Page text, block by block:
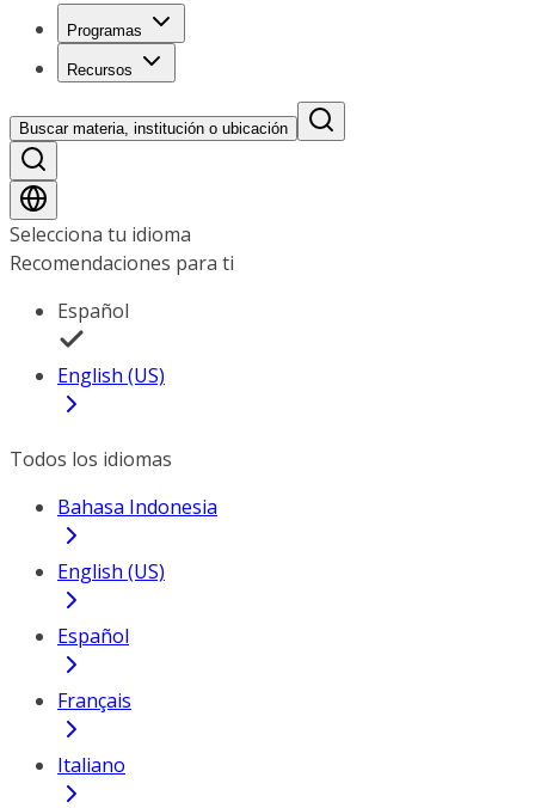
Programas
Recursos
Buscar materia, institución o ubicación
Selecciona tu idioma
Recomendaciones para ti
Español
English (US)
Todos los idiomas
Bahasa Indonesia
English (US)
Español
Français
Italiano